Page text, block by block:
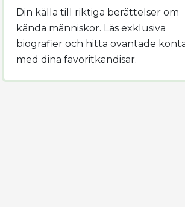
Din källa till riktiga berättelser om
kända människor. Läs exklusiva
biografier och hitta oväntade
med dina favoritkändisar.